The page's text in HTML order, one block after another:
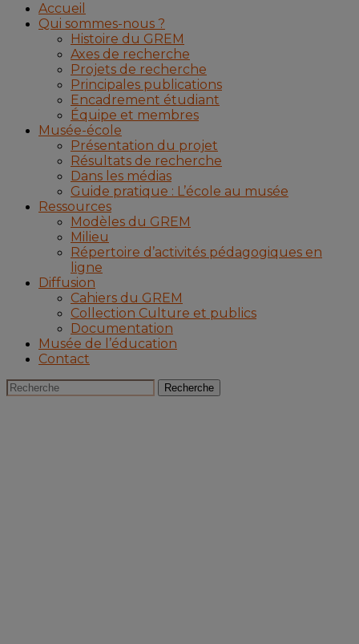
Accueil
Qui sommes-nous ?
Histoire du GREM
Axes de recherche
Projets de recherche
Principales publications
Encadrement étudiant
Équipe et membres
Musée-école
Présentation du projet
Résultats de recherche
Dans les médias
Guide pratique : L’école au musée
Ressources
Modèles du GREM
Milieu
Répertoire d’activités pédagogiques en
ligne
Diffusion
Cahiers du GREM
Collection Culture et publics
Documentation
Musée de l’éducation
Contact
Recherche